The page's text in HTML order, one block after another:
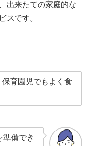
出来たての家庭的な
スです。
育園児でもよく食
準備でき